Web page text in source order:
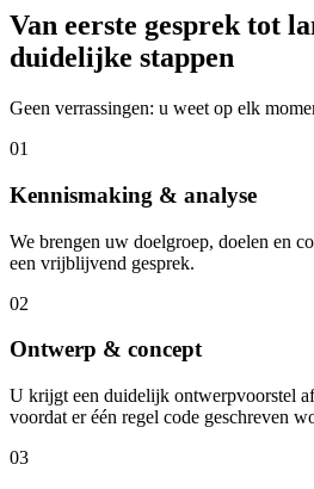
Van eerste gesprek tot
duidelijke stappen
Geen verrassingen: u weet op elk
01
Kennismaking & analyse
We brengen uw doelgroep, doelen en
een vrijblijvend gesprek.
02
Ontwerp & concept
U krijgt een duidelijk ontwerpvoorstel
voordat er één regel code geschreven
03